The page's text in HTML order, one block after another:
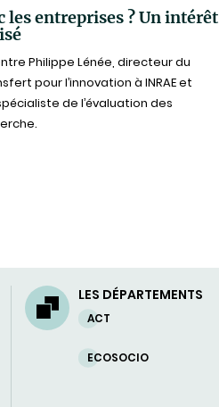
les entreprises ? Un intérêt
Philippe Lénée, directeur du
pour l’innovation à INRAE et
de l’évaluation des
LES DÉPARTEMENTS
ACT
ECOSOCIO